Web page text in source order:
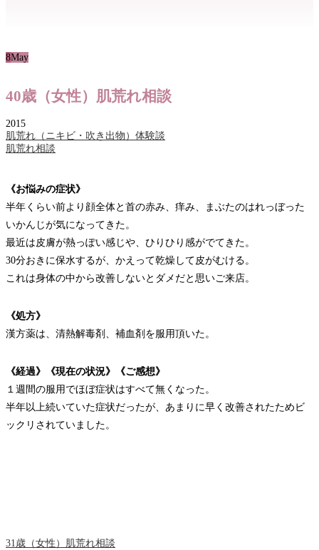
8May
40歳（女性）肌荒れ相談
2015
肌荒れ（ニキビ・吹き出物）体験談
肌荒れ相談
《お悩みの症状》
半年くらい前より顔全体と首の赤み、痒み、まぶたのはれっぼった
いかんじが気になってきた。
最近は皮膚が熱っぽい感じや、ひりひり感がでてきた。
30分おきに保水するが、かえって乾燥して皮がむける。
これは身体の中から改善しないとダメだと思いご来店。
《処方》
漢方薬は、清熱解毒剤、補血剤を服用頂いた。
《経過》《現在の状況》《ご感想》
１週間の服用でほぼ症状はすべて無くなった。
半年以上続いていた症状だったが、あまりに早く改善されたためビ
ックリされていました。
31歳（女性）肌荒れ相談